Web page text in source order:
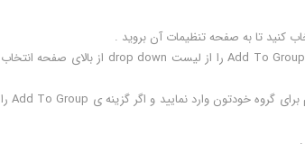
مرحله 3 : در صفحه ی تنظیماتی که برای شما باز شده است گزینه Create New Group و یا Add To Group را از لیست drop down از بالای صفحه انتخاب
مرحله 4 : اگر شما در بالا گزینه ی Create New Group را انتخاب کرده باشید ، بایستی یک نام برای گروه خودتون وارد نمایید و اگر گزینه ی Add To Group را